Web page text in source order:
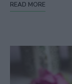
READ MORE